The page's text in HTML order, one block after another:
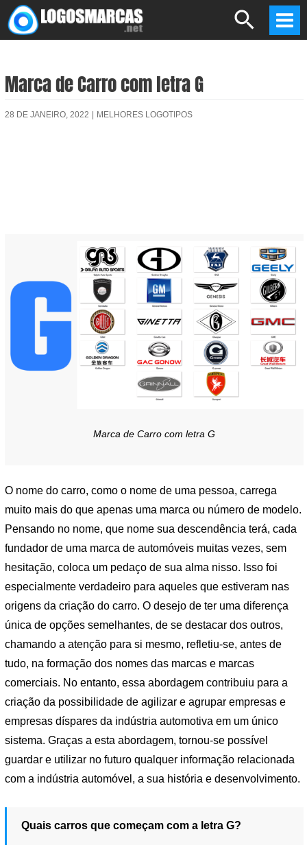
Skip
to
Search
Marca de Carro com letra G
28 DE JANEIRO, 2022 MELHORES LOGOTIPOS
Marca de Carro com letra G
O nome do carro, como o nome de uma pessoa, carrega
muito mais do que apenas uma marca ou número de modelo.
Pensando no nome, que nome sua descendência terá, cada
fundador de uma marca de automóveis muitas vezes, sem
hesitação, coloca um pedaço de sua alma nisso. Isso foi
especialmente verdadeiro para aqueles que estiveram nas
origens da criação do carro. O desejo de ter uma diferença
única de opções semelhantes, de se destacar dos outros,
chamando a atenção para si mesmo, refletiu-se, antes de
tudo, na formação dos nomes das marcas e marcas
comerciais. No entanto, essa abordagem contribuiu para a
criação da possibilidade de agilizar e agrupar empresas e
empresas díspares da indústria automotiva em um único
sistema. Graças a esta abordagem, tornou-se possível
guardar e utilizar no futuro qualquer informação relacionada
com a indústria automóvel, a sua história e desenvolvimento.
Quais carros que começam com a letra G?